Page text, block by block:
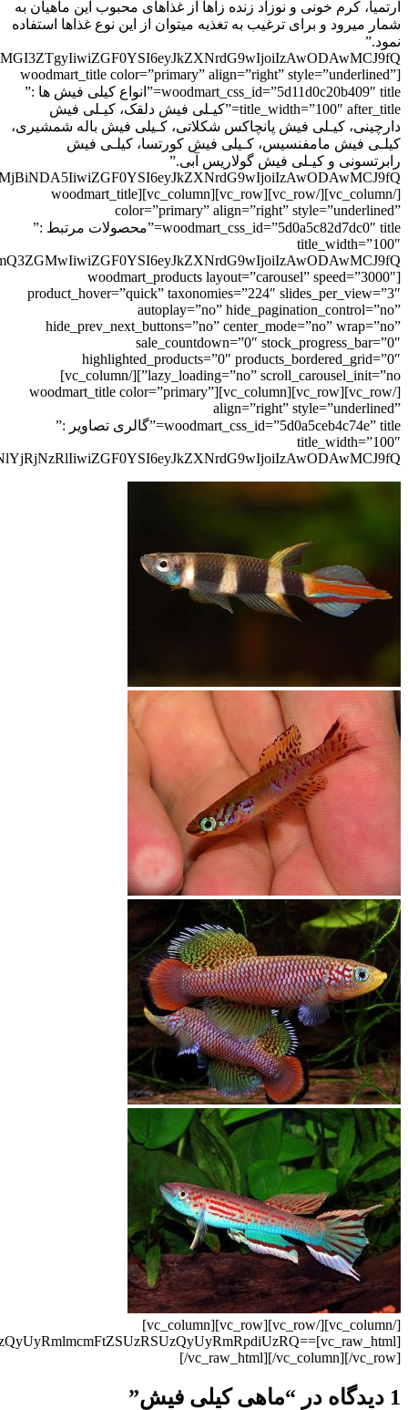
ارتمیا، کرم خونی و نوزاد زنده زاها از غذاهای محبوب این ماهیان به
شمار میرود و برای ترغیب به تغذیه میتوان از این نوع غذاها استفاده
نمود.”
[woodmart_title color=”primary” align=”right” style=”underlined”
woodmart_css_id=”5d11d0c20b409″ title=”انواع کیلی فیش ها :”
title_width=”100″ after_title=”کیـلی فیش دلقک، کیـلی فیش
دارچینی، کیـلی فیش پانچاکس شکلاتی، کـیلی فیش باله شمشیری،
کیلـی فیش مامفنسیس، کـیلی فیش کورتسا، کیلـی فیش
رابرتسونی و کیـلی فیش گولاریس آبی.”
[/vc_column][/vc_row][vc_row][vc_column][woodmart_title
color=”primary” align=”right” style=”underlined”
woodmart_css_id=”5d0a5c82d7dc0″ title=”محصولات مرتبط :”
title_width=”100″
[woodmart_products layout=”carousel” speed=”3000″
product_hover=”quick” taxonomies=”224″ slides_per_view=”3″
autoplay=”no” hide_pagination_control=”no”
hide_prev_next_buttons=”no” center_mode=”no” wrap=”no”
sale_countdown=”0″ stock_progress_bar=”0″
highlighted_products=”0″ products_bordered_grid=”0″
lazy_loading=”no” scroll_carousel_init=”no”][/vc_column]
[/vc_row][vc_row][vc_column][woodmart_title color=”primary”
align=”right” style=”underlined”
woodmart_css_id=”5d0a5ceb4c74e” title=”گالری تصاویر :”
title_width=”100″
[/vc_column][/vc_row][vc_row][vc_column]
[/vc_raw_html][/vc_column][/vc_row]
1 دیدگاه در “ ماهی کیلی فیش”